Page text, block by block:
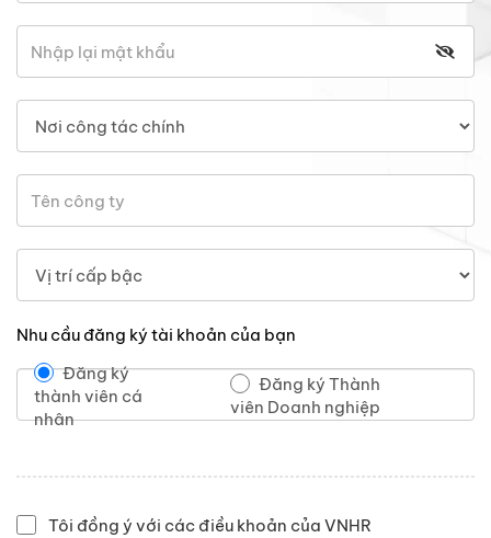
Nhu cầu đăng ký tài khoản của bạn
Đăng ký
thành viên cá
nhân
Đăng ký Thành
viên Doanh nghiệp
Tôi đồng ý với các điều khoản của VNHR